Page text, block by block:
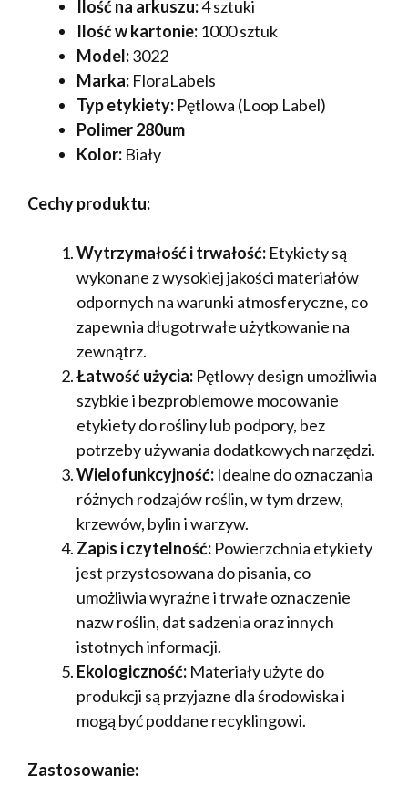
Ilość na arkuszu:4 sztuki
Ilość w kartonie: 1000 sztuk
Model:3022
Marka: FloraLabels
Typ etykiety: Pętlowa (Loop Label)
Polimer 280um
Kolor: Biały
Cechy produktu:
Wytrzymałość i trwałość: Etykiety są
wykonane z wysokiej jakości materiałów
odpornych na warunki atmosferyczne, co
zapewnia długotrwałe użytkowanie na
zewnątrz.
Łatwość użycia: Pętlowy design umożliwia
szybkie i bezproblemowe mocowanie
etykiety do rośliny lub podpory, bez
potrzeby używania dodatkowych narzędzi.
Wielofunkcyjność: Idealne do oznaczania
różnych rodzajów roślin, w tym drzew,
krzewów, bylin i warzyw.
Zapis i czytelność: Powierzchnia etykiety
jest przystosowana do pisania, co
umożliwia wyraźne i trwałe oznaczenie
nazw roślin, dat sadzenia oraz innych
istotnych informacji.
Ekologiczność: Materiały użyte do
produkcji są przyjazne dla środowiska i
mogą być poddane recyklingowi.
Zastosowanie: